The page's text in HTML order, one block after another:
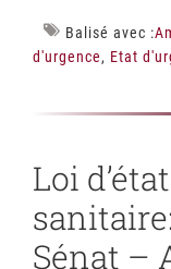
Balisé avec :
d'urgence, Etat
Loi
Sénat –